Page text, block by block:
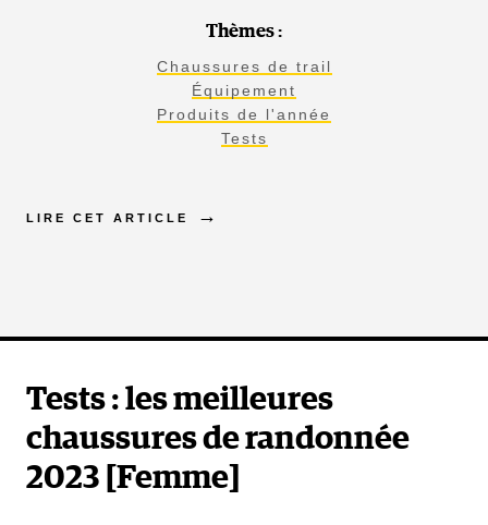
Thèmes :
Chaussures de trail
Équipement
Produits de l'année
Tests
LIRE CET ARTICLE
Tests : les meilleures
chaussures de randonnée
2023 [Femme]